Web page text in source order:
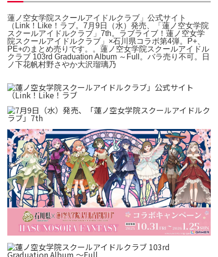
蓮ノ空女学院スクールアイドルクラブ」公式サイト
（Link！Like！ラブ。7月9日（水）発売、「蓮ノ空女学院
スクールアイドルクラブ」7th。ラブライブ！蓮ノ空女学
院スクールアイドルクラブ」×石川県コラボ第4弾。P+、
PE+のまとめ売りです。。蓮ノ空女学院スクールアイドル
クラブ 103rd Graduation Album ～Full。バラ売り不可。日
ノ下花帆村野さやか大沢瑠璃乃